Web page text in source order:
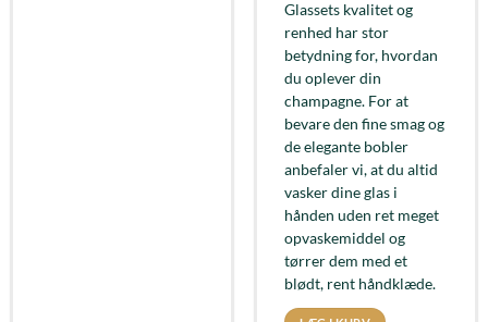
Glassets kvalitet og
renhed har stor
betydning for, hvordan
du oplever din
champagne. For at
bevare den fine smag og
de elegante bobler
anbefaler vi, at du altid
vasker dine glas i
hånden uden ret meget
opvaskemiddel og
tørrer dem med et
blødt, rent håndklæde.